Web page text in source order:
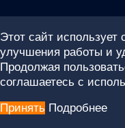
Этот сайт
улучшения работы и
Продолжая
соглашаетесь с
Принять Подробнее